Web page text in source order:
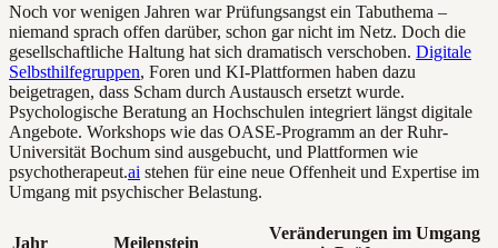
Noch vor wenigen Jahren war Prüfungsangst ein Tabuthema –
niemand sprach offen darüber, schon gar nicht im Netz. Doch die
gesellschaftliche Haltung hat sich dramatisch verschoben. Digitale
Selbsthilfegruppen, Foren und KI-Plattformen haben dazu
beigetragen, dass Scham durch Austausch ersetzt wurde.
Psychologische Beratung an Hochschulen integriert längst digitale
Angebote. Workshops wie das OASE-Programm an der Ruhr-
Universität Bochum sind ausgebucht, und Plattformen wie
psychotherapeut.ai stehen für eine neue Offenheit und Expertise im
Umgang mit psychischer Belastung.
Jahr Meilenstein
Veränderungen im Umgang